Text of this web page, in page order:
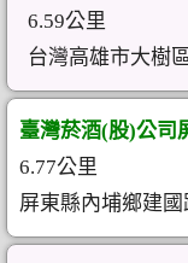
6.59公里
台灣高雄市大樹
臺灣菸酒(股)公司
6.77公里
屏東縣內埔鄉建國